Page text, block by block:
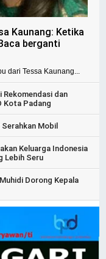
Kaunang: Ketika
berganti
dari Tessa Kaunang...
Rekomendasi dan
Kota Padang
Mobil
Keluarga Indonesia
Lebih Seru
Dorong Kepala